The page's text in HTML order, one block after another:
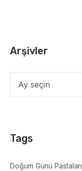
Arşivler
Tags
Doğum Günü Pastaları